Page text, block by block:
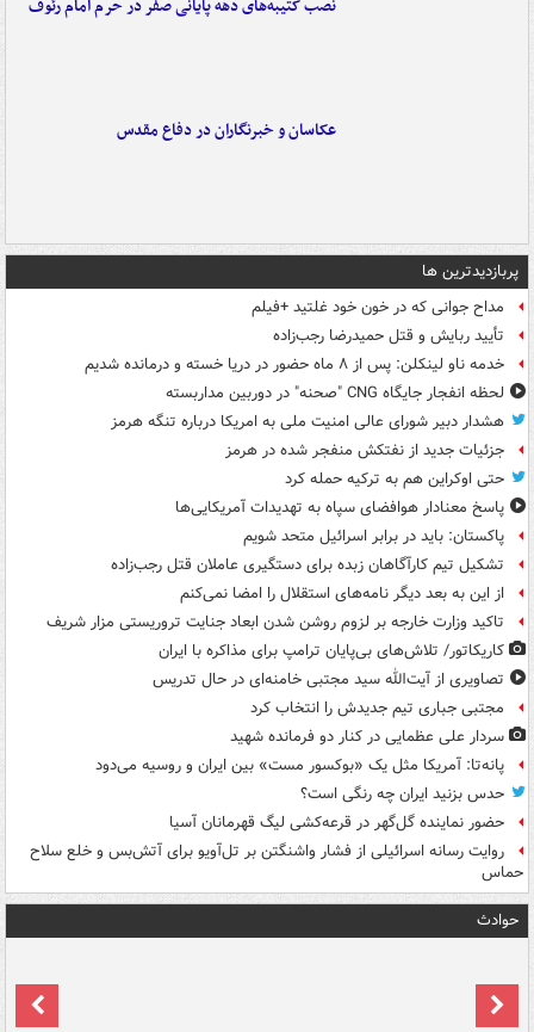
نصب کتیبه‌های دهه پایانی صفر در حرم امام رئوف
عکاسان و خبرنگاران در دفاع مقدس
پربازدیدترین ها
مداح جوانی که در خون خود غلتید +فیلم
تأیید ربایش و قتل حمیدرضا رجب‌زاده
خدمه ناو لینکلن: پس از ۸ ماه حضور در دریا خسته و درمانده‌ شدیم
لحظه انفجار جایگاه CNG "صحنه" در دوربین مداربسته
هشدار دبیر شورای عالی امنیت ملی به امریکا درباره تنگه هرمز
جزئیات جدید از نفتکش منفجر شده در هرمز
حتی اوکراین هم به ترکیه حمله کرد
پاسخ معنادار هوافضای سپاه به تهدیدات آمریکایی‌ها
پاکستان: باید در برابر اسرائیل متحد شویم
تشکیل تیم کارآگاهان زبده برای دستگیری عاملان قتل رجب‌زاده
از این به بعد دیگر نامه‌های استقلال را امضا نمی‌کنم
تاکید وزارت خارجه بر لزوم روشن شدن ابعاد جنایت تروریستی مزار شریف
کاریکاتور/ تلاش‌های بی‌پایان ترامپ برای مذاکره با ایران
تصاویری از آیت‌الله سید مجتبی خامنه‌ای در حال تدریس
مجتبی جباری تیم جدیدش را انتخاب کرد
سردار علی عظمایی در کنار دو فرمانده شهید
پانه‌تا: آمریکا مثل یک «بوکسور مست» بین ایران و روسیه می‌دود
حدس بزنید ایران چه رنگی است؟
حضور نماینده گل‌گهر در قرعه‌کشی لیگ قهرمانان آسیا
روایت رسانه اسرائیلی از فشار واشنگتن بر تل‌آویو برای آتش‌بس و خلع سلاح
حماس
حوادث